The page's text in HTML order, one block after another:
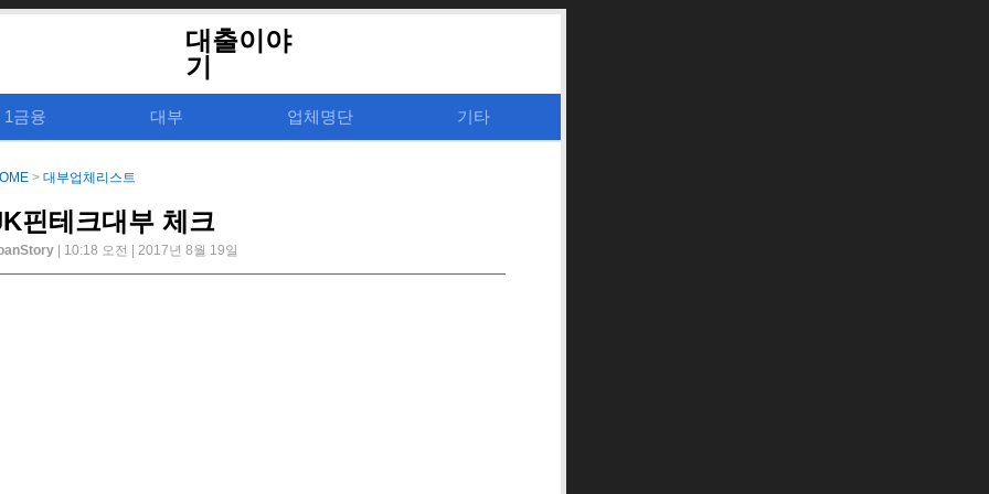
대출이야
기
1금융 대부 업체명단 기타
> 대부업체리스트
핀테크대부 체크
| 10:18 오전 | 2017년 8월 19일